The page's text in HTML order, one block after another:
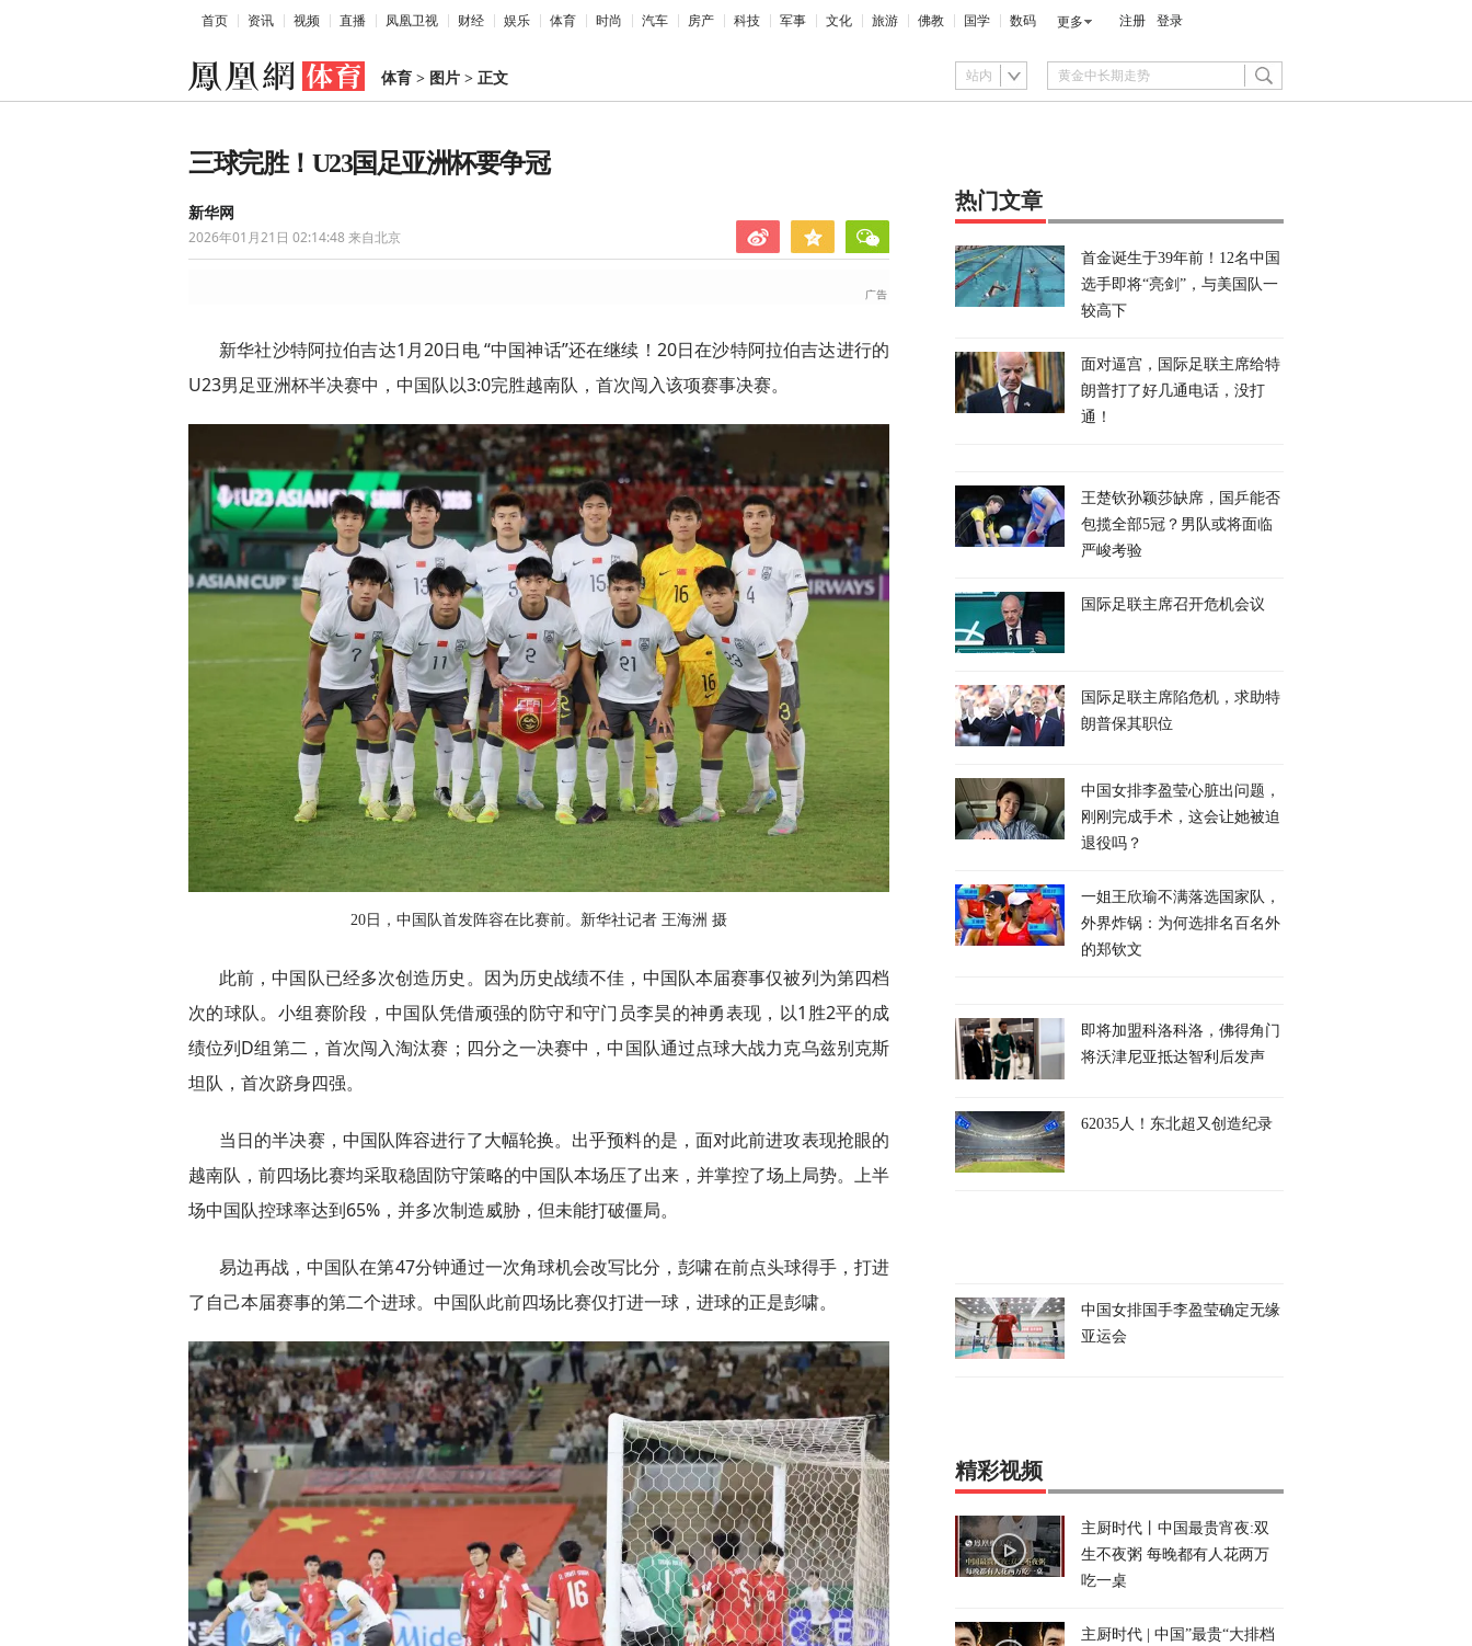
首页 资讯 视频 直播 凤凰卫视 财经 娱乐 体育 时尚 汽车 房产 科技 军事 文化 旅游 佛教 国学 数码 更多 注册 登录
体育 > 图片 > 正文 站内
三球完胜！U23国足亚洲杯要争冠
新华网
2026年01月21日 02:14:48 来自北京
新华社沙特阿拉伯吉达1月20日电 “中国神话”还在继续！20日在沙特阿拉伯吉达进行的
U23男足亚洲杯半决赛中，中国队以3:0完胜越南队，首次闯入该项赛事决赛。
20日，中国队首发阵容在比赛前。新华社记者 王海洲 摄
此前，中国队已经多次创造历史。因为历史战绩不佳，中国队本届赛事仅被列为第四档
次的球队。小组赛阶段，中国队凭借顽强的防守和守门员李昊的神勇表现，以1胜2平的成
绩位列D组第二，首次闯入淘汰赛；四分之一决赛中，中国队通过点球大战力克乌兹别克斯
坦队，首次跻身四强。
当日的半决赛，中国队阵容进行了大幅轮换。出乎预料的是，面对此前进攻表现抢眼的
越南队，前四场比赛均采取稳固防守策略的中国队本场压了出来，并掌控了场上局势。上半
场中国队控球率达到65%，并多次制造威胁，但未能打破僵局。
易边再战，中国队在第47分钟通过一次角球机会改写比分，彭啸在前点头球得手，打进
了自己本届赛事的第二个进球。中国队此前四场比赛仅打进一球，进球的正是彭啸。
热门文章
首金诞生于39年前！12名中国
选手即将“亮剑”，与美国队一
较高下
面对逼宫，国际足联主席给特
朗普打了好几通电话，没打
通！
王楚钦孙颖莎缺席，国乒能否
包揽全部5冠？男队或将面临
严峻考验
国际足联主席召开危机会议
国际足联主席陷危机，求助特
朗普保其职位
中国女排李盈莹心脏出问题，
刚刚完成手术，这会让她被迫
退役吗？
一姐王欣瑜不满落选国家队，
外界炸锅：为何选排名百名外
的郑钦文
即将加盟科洛科洛，佛得角门
将沃津尼亚抵达智利后发声
62035人！东北超又创造纪录
中国女排国手李盈莹确定无缘
亚运会
精彩视频
主厨时代丨中国最贵宵夜:双
生不夜粥 每晚都有人花两万
吃一桌
主厨时代 | 中国”最贵“大排档